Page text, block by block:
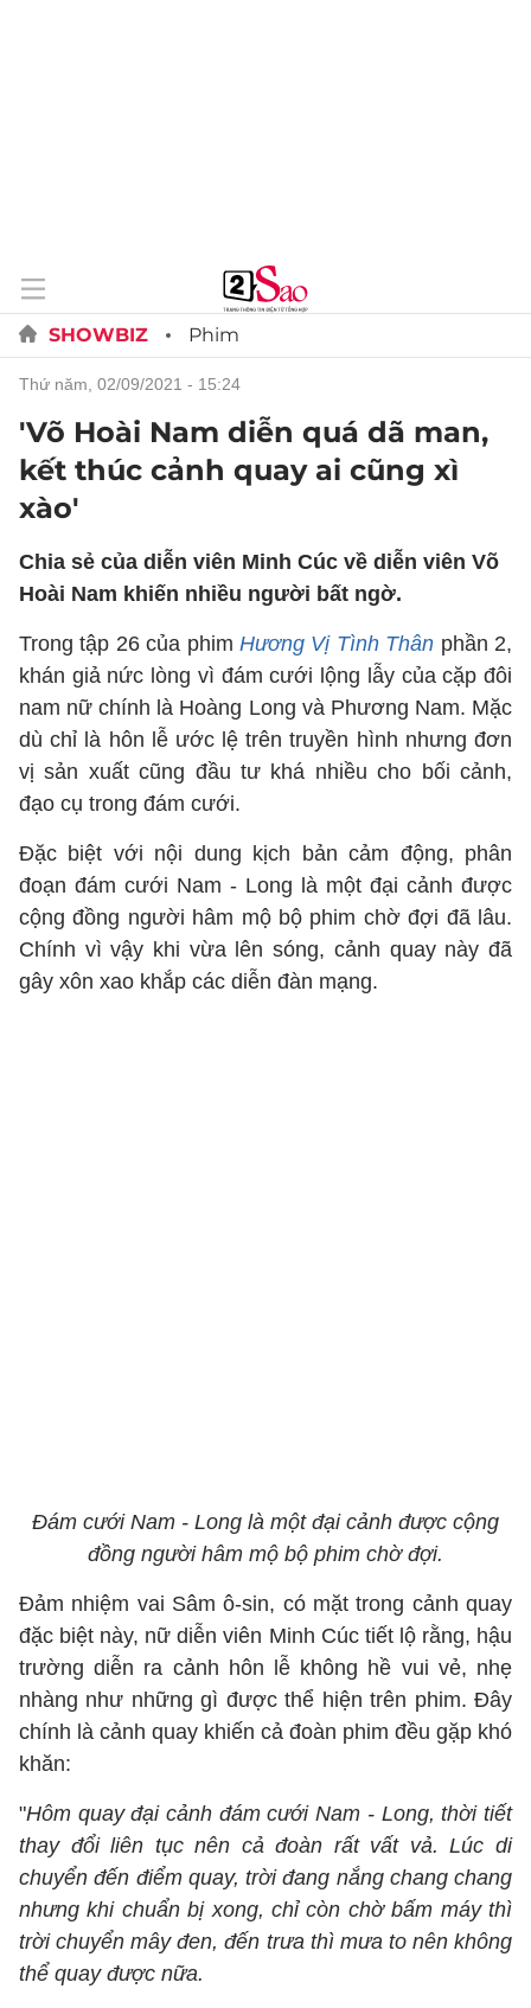
SHOWBIZ Phim
thứ năm, 02/09/2021 - 15:24
'Võ Hoài Nam diễn quá dã man,
kết thúc cảnh quay ai cũng xì
xào'
Chia sẻ của diễn viên Minh Cúc về diễn viên Võ
Hoài Nam khiến nhiều người bất ngờ.
Trong tập 26 của phim Hương Vị Tình Thân phần 2,
khán giả nức lòng vì đám cưới lộng lẫy của cặp đôi
nam nữ chính là Hoàng Long và Phương Nam. Mặc
dù chỉ là hôn lễ ước lệ trên truyền hình nhưng đơn
vị sản xuất cũng đầu tư khá nhiều cho bối cảnh,
đạo cụ trong đám cưới.
Đặc biệt với nội dung kịch bản cảm động, phân
đoạn đám cưới Nam - Long là một đại cảnh được
cộng đồng người hâm mộ bộ phim chờ đợi đã lâu.
Chính vì vậy khi vừa lên sóng, cảnh quay này đã
gây xôn xao khắp các diễn đàn mạng.
Đám cưới Nam - Long là một đại cảnh được cộng
đồng người hâm mộ bộ phim chờ đợi.
Đảm nhiệm vai Sâm ô-sin, có mặt trong cảnh quay
đặc biệt này, nữ diễn viên Minh Cúc tiết lộ rằng, hậu
trường diễn ra cảnh hôn lễ không hề vui vẻ, nhẹ
nhàng như những gì được thể hiện trên phim. Đây
chính là cảnh quay khiến cả đoàn phim đều gặp khó
khăn:
"Hôm quay đại cảnh đám cưới Nam - Long, thời tiết
thay đổi liên tục nên cả đoàn rất vất vả. Lúc di
chuyển đến điểm quay, trời đang nắng chang chang
nhưng khi chuẩn bị xong, chỉ còn chờ bấm máy thì
trời chuyển mây đen, đến trưa thì mưa to nên không
thể quay được nữa.